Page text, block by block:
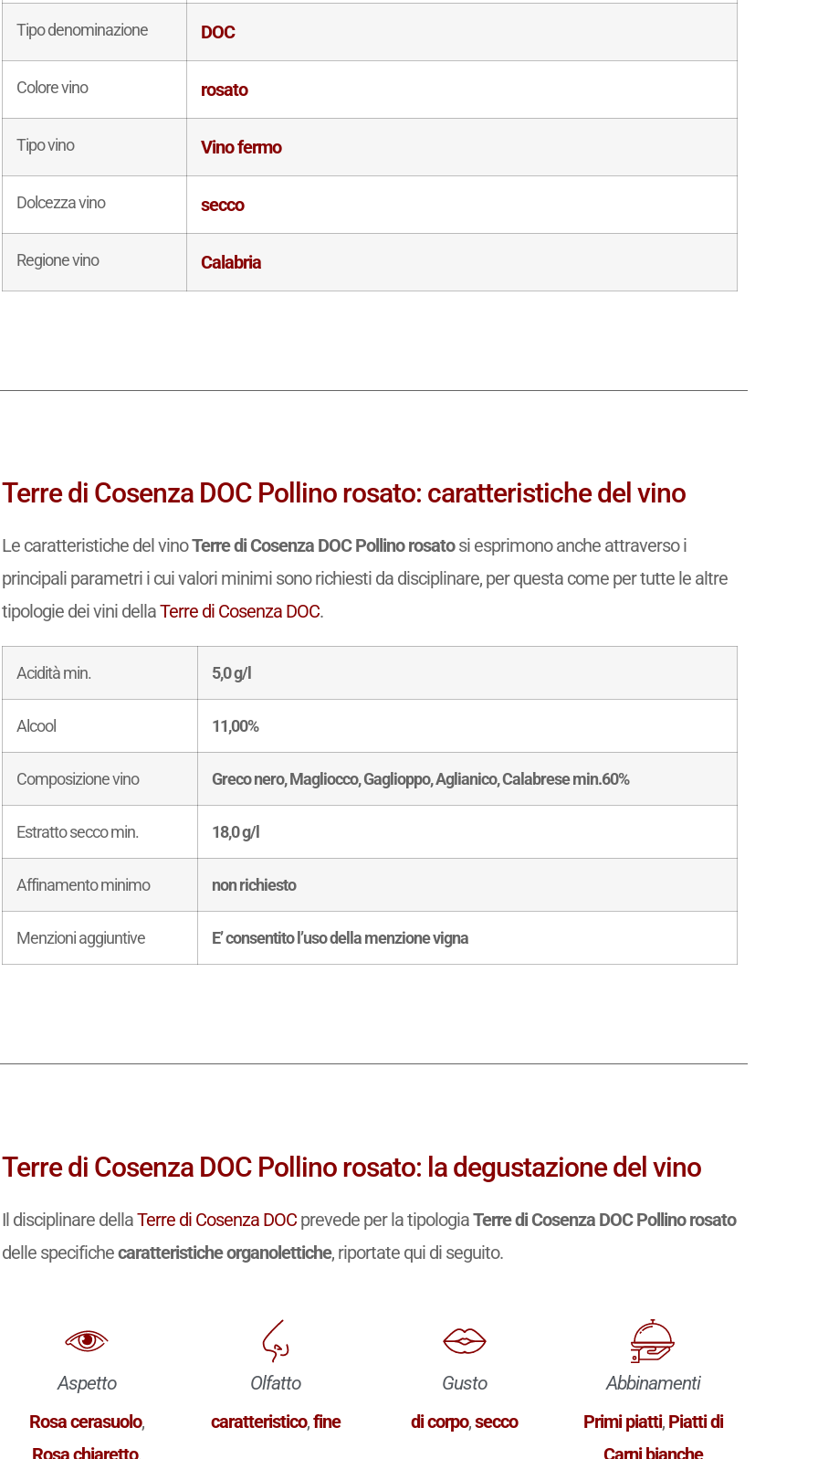
Tipo denominazione DOC
Colore vino rosato
Tipo vino Vino fermo
Dolcezza vino secco
Regione vino Calabria
Terre di Cosenza DOC Pollino rosato: caratteristiche del vino
Le caratteristiche del vinoTerre di Cosenza DOC Pollino rosatosi esprimono anche attraverso i
principali parametri i cui valori minimi sono richiesti da disciplinare, per questa come per tutte le altre
tipologie dei vini dellaTerre di Cosenza DOC.
Acidità min. 5,0 g/l
Alcool 11,00%
Composizione vino Greco nero, Magliocco, Gaglioppo, Aglianico, Calabrese min.60%
Estratto secco min. 18,0 g/l
Affinamento minimo non richiesto
Menzioni aggiuntive E’ consentito l’uso della menzione vigna
Terre di Cosenza DOC Pollino rosato: la degustazione del vino
Il disciplinare dellaTerre di Cosenza DOC prevede per la tipologiaTerre di Cosenza DOC Pollino rosato
delle specifichecaratteristiche organolettiche, riportate qui di seguito.
Aspetto
Rosa cerasuolo,
Rosa chiaretto.
Olfatto
caratteristico,fine
Gusto
di corpo,secco
Abbinamenti
Primi piatti, Piatti di
Carni bianche